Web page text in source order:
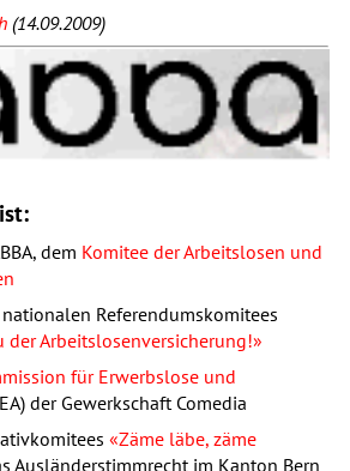
(14.09.2009)
, dem Komitee der Arbeitslosen und
Referendumskomitees
der Arbeitslosenversicherung!»
für Erwerbslose und
) der Gewerkschaft Comedia
«Zäme läbe, zäme
Ausländerstimmrecht im Kanton Bern